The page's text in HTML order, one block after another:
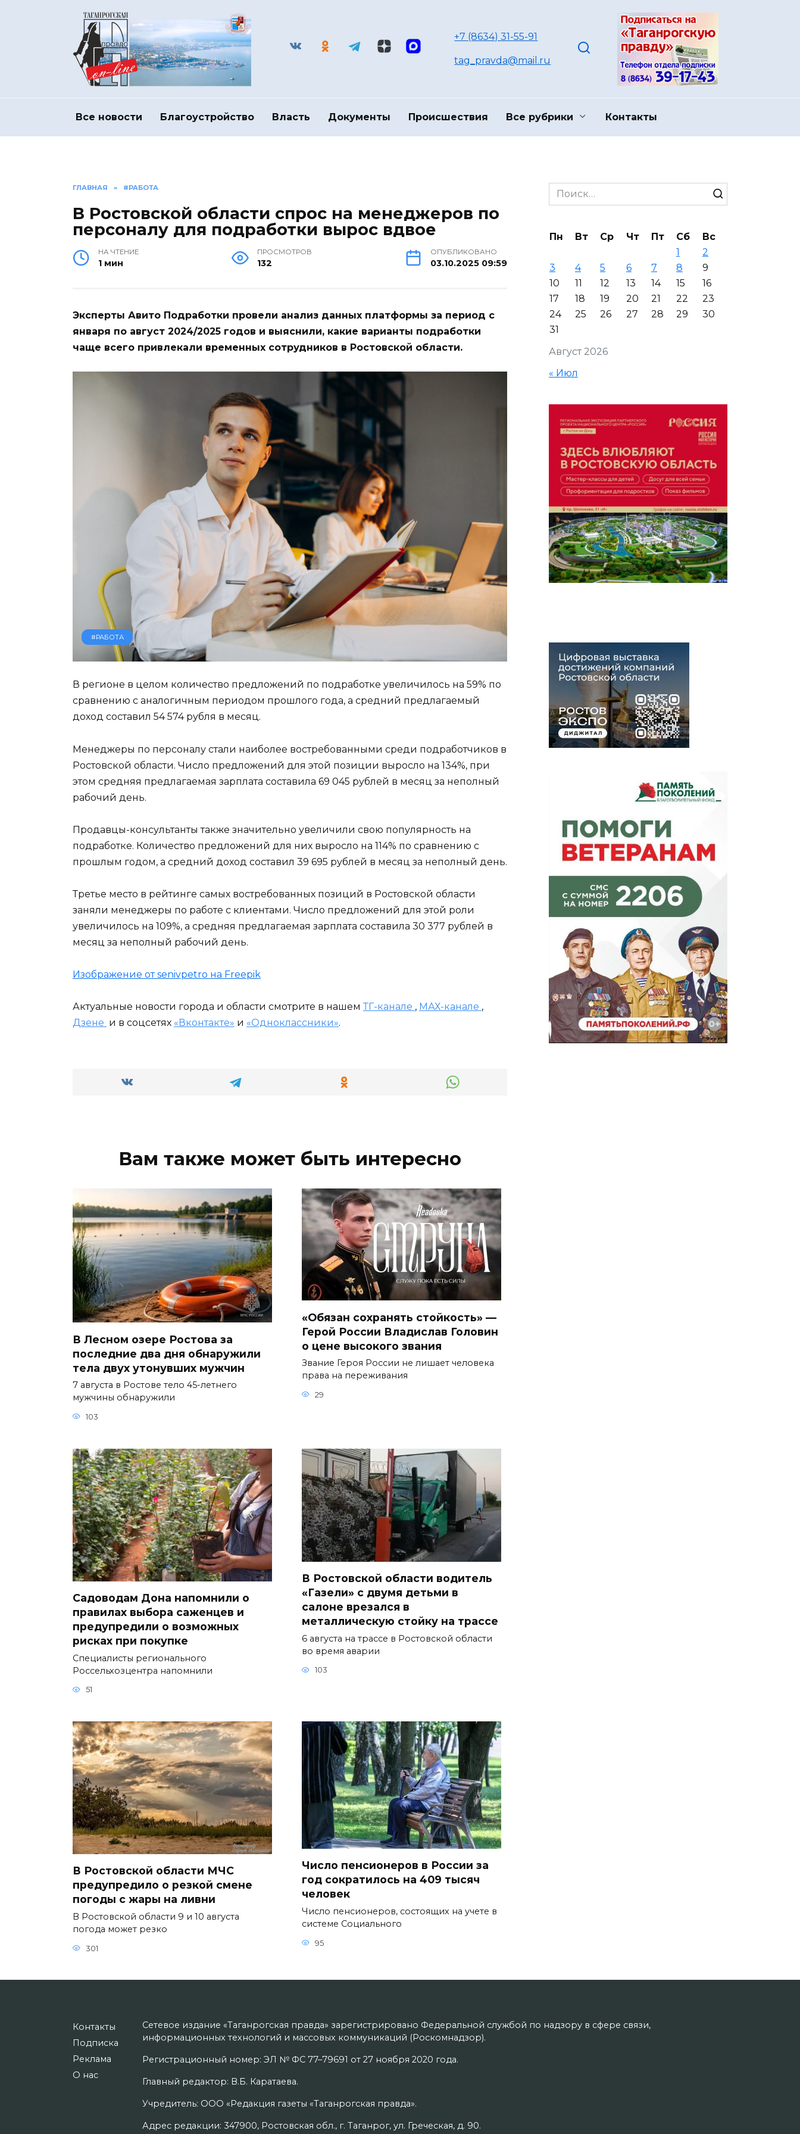
+7 (8634) 31-55-91
tag_pravda@mail.ru
Все новости Благоустройство Власть Документы Происшествия Все рубрики Контакты
ГЛАВНАЯ » #РАБОТА
В Ростовской области спрос на менеджеров по
персоналу для подработки вырос вдвое
НА ЧТЕНИЕ
1 мин
ПРОСМОТРОВ
132
ОПУБЛИКОВАНО
03.10.2025 09:59
Эксперты Авито Подработки провели анализ данных платформы за период с
января по август 2024/2025 годов и выяснили, какие варианты подработки
чаще всего привлекали временных сотрудников в Ростовской области.
#РАБОТА
В регионе в целом количество предложений по подработке увеличилось на 59% по
сравнению с аналогичным периодом прошлого года, а средний предлагаемый
доход составил 54 574 рубля в месяц.
Менеджеры по персоналу стали наиболее востребованными среди подработчиков в
Ростовской области. Число предложений для этой позиции выросло на 134%, при
этом средняя предлагаемая зарплата составила 69 045 рублей в месяц за неполный
рабочий день.
Продавцы-консультанты также значительно увеличили свою популярность на
подработке. Количество предложений для них выросло на 114% по сравнению с
прошлым годом, а средний доход составил 39 695 рублей в месяц за неполный день.
Третье место в рейтинге самых востребованных позиций в Ростовской области
заняли менеджеры по работе с клиентами. Число предложений для этой роли
увеличилось на 109%, а средняя предлагаемая зарплата составила 30 377 рублей в
месяц за неполный рабочий день.
Изображение от senivpetro на Freepik
Актуальные новости города и области смотрите в нашем ТГ-канале , МАХ-канале ,
Дзене и в соцсетях «Вконтакте» и «Одноклассники».
Вам также может быть интересно
В Лесном озере Ростова за
последние два дня обнаружили
тела двух утонувших мужчин
7 августа в Ростове тело 45-летнего
мужчины обнаружили
103
«Обязан сохранять стойкость» —
Герой России Владислав Головин
о цене высокого звания
Звание Героя России не лишает человека
права на переживания
29
Садоводам Дона напомнили о
правилах выбора саженцев и
предупредили о возможных
рисках при покупке
Специалисты регионального
Россельхозцентра напомнили
51
В Ростовской области водитель
«Газели» с двумя детьми в
салоне врезался в
металлическую стойку на трассе
6 августа на трассе в Ростовской области
во время аварии
103
В Ростовской области МЧС
предупредило о резкой смене
погоды с жары на ливни
В Ростовской области 9 и 10 августа
погода может резко
301
Число пенсионеров в России за
год сократилось на 409 тысяч
человек
Число пенсионеров, состоящих на учете в
системе Социального
95
Search
for:
Август 2026
Пн Вт Ср Чт Пт Сб
Вс
1
2
3
4 5 6 7 8
9
10
11 12 13 14 15
16
17
18 19 20 21 22
23
24
25 26 27 28 29
30
31
« Июл
Контакты
Подписка
Реклама
О нас
Сетевое издание «Таганрогская правда» зарегистрировано Федеральной службой по надзору в сфере связи,
информационных технологий и массовых коммуникаций (Роскомнадзор).
Регистрационный номер: ЭЛ № ФС 77–79691 от 27 ноября 2020 года.
Главный редактор: В.Б. Каратаева.
Учредитель: ООО «Редакция газеты «Таганрогская правда».
Адрес редакции: 347900, Ростовская обл., г. Таганрог, ул. Греческая, д. 90.